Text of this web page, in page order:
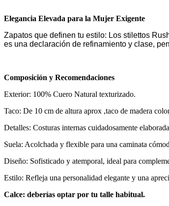
Elegancia Elevada para la Mujer Exigente
Zapatos que definen tu estilo: Los stilettos
es una declaración de refinamiento y clase,
Composición y Recomendaciones
Exterior: 100% Cuero Natural texturizado.
Taco: De 10 cm de altura aprox ,taco de madera
Detalles: Costuras internas cuidadosamente
Suela: Acolchada y flexible para una caminata
Diseño: Sofisticado y atemporal, ideal para
Estilo: Refleja una personalidad elegante y una
Calce: deberías optar por tu talle habitual.